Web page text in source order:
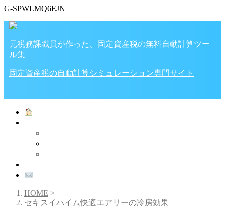
G-SPWLMQ6EJN
元税務課職員が作った、固定資産税の無料自動計算ツー
ル集
固定資産税の自動計算シミュレーション専門サイト
HOME >
セキスイハイム快適エアリーの冷房効果